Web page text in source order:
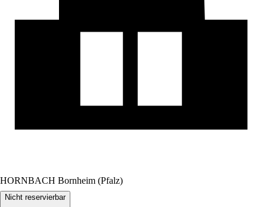
HORNBACH Bornheim (Pfalz)
Nicht reservierbar